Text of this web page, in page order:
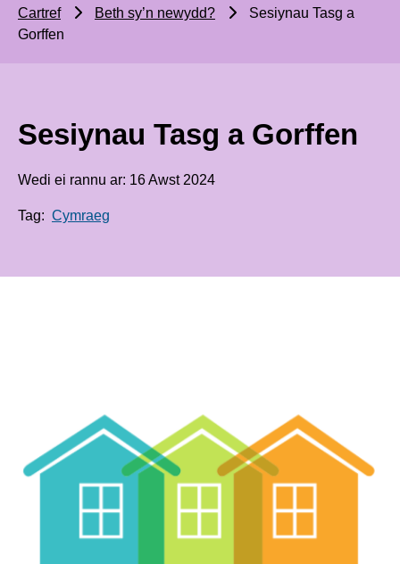
Cartref Beth sy’n newydd?
Sesiynau Tasg a
Gorffen
Sesiynau Tasg a Gorffen
Wedi ei rannu ar: 16 Awst 2024
Tag: Cymraeg